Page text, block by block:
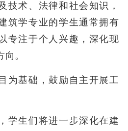
技术、法律和社会知识，
筑学专业的学生通常拥有
专注于个人兴趣，深化现
。
基础，鼓励自主开展工
生们将进一步深化在建